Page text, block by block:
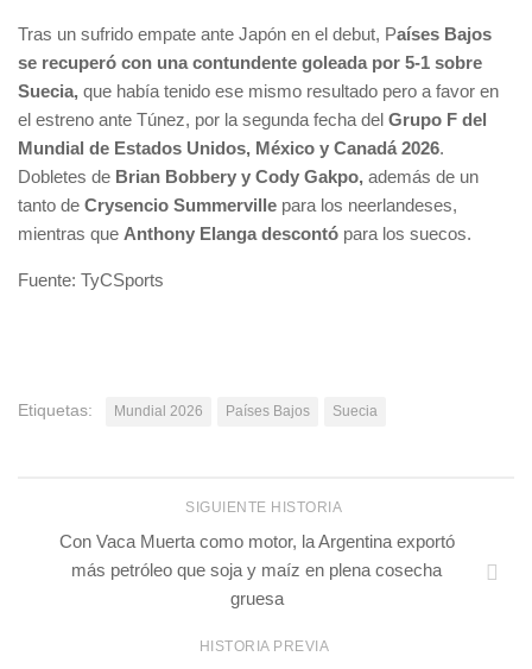
Tras un sufrido empate ante Japón en el debut, Países Bajos
se recuperó con una contundente goleada por 5-1 sobre
Suecia, que había tenido ese mismo resultado pero a favor en
el estreno ante Túnez, por la segunda fecha del Grupo F del
Mundial de Estados Unidos, México y Canadá 2026.
Dobletes de Brian Bobbery y Cody Gakpo, además de un
tanto de Crysencio Summerville para los neerlandeses,
mientras que Anthony Elanga descontó para los suecos.
Fuente: TyCSports
Etiquetas: Mundial 2026 Países Bajos Suecia
SIGUIENTE HISTORIA
Con Vaca Muerta como motor, la Argentina exportó
más petróleo que soja y maíz en plena cosecha
gruesa
HISTORIA PREVIA